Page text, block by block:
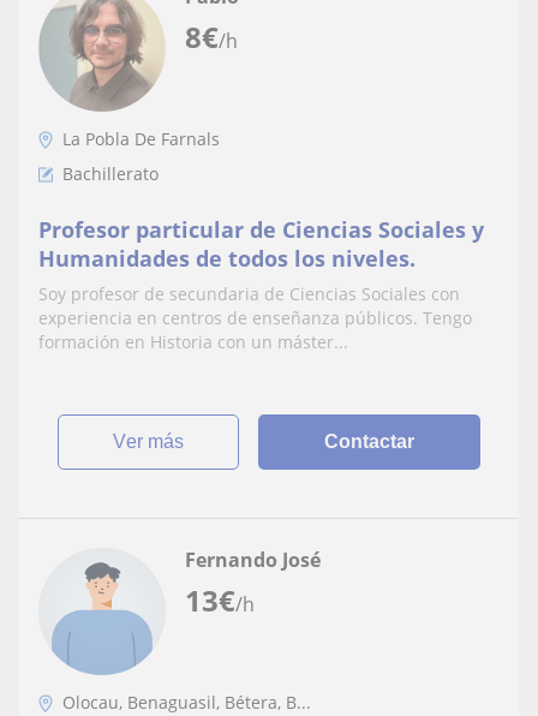
8€/h
La Pobla De Farnals
Bachillerato
Profesor particular de Ciencias Sociales y
Humanidades de todos los niveles.
Soy profesor de secundaria de Ciencias Sociales con
experiencia en centros de enseñanza públicos. Tengo
formación en Historia con un máster...
ver más Contactar
13€/h
Fernando José
Olocau, Benaguasil, Bétera, B...